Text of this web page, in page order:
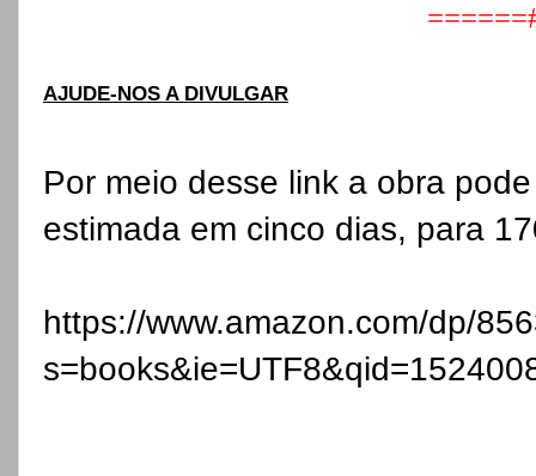
AJUDE-NOS A DIVULGAR
Por meio desse link a obra
estimada em cinco dias, para
https://www.amazon.com/dp/